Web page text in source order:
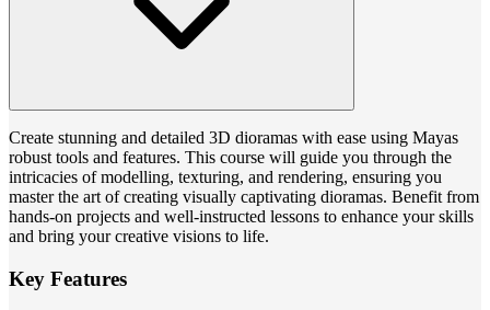
Create stunning and detailed 3D dioramas with ease using Mayas
robust tools and features. This course will guide you through the
intricacies of modelling, texturing, and rendering, ensuring you
master the art of creating visually captivating dioramas. Benefit from
hands-on projects and well-instructed lessons to enhance your skills
and bring your creative visions to life.
Key Features